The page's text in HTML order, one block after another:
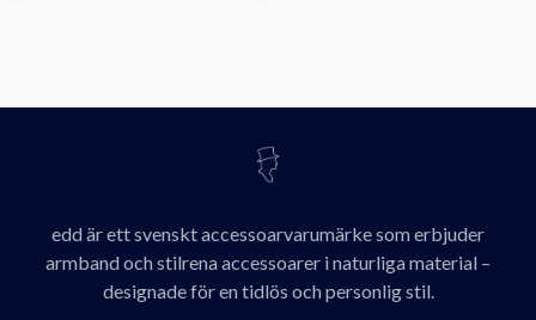
edd är ett svenskt accessoarvarumärke som erbjuder
armband och stilrena accessoarer i naturliga material –
designade för en tidlös och personlig stil.